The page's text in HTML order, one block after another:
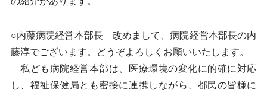
○内藤病院経営本部長 改めまして、病院経営本部長の内
藤淳でございます。どうぞよろしくお願いいたします。
私ども病院経営本部は、医療環境の変化に的確に対応
し、福祉保健局とも密接に連携しながら、都民の皆様に